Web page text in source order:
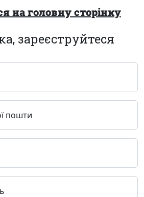
на головну сторінку
зареєструйтеся
пошти